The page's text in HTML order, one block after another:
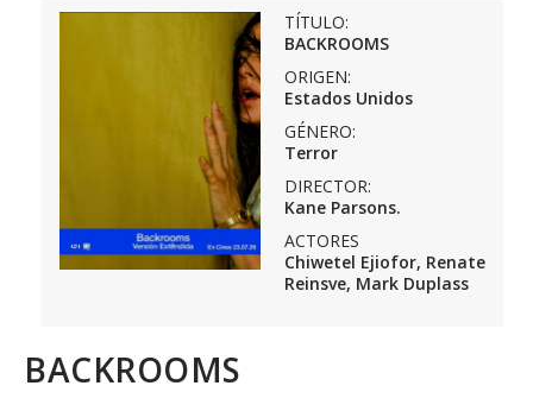
TÍTULO:
BACKROOMS
ORIGEN:
Estados Unidos
GÉNERO:
Terror
DIRECTOR:
Kane Parsons.
ACTORES
Chiwetel Ejiofor, Renate
Reinsve, Mark Duplass
BACKROOMS